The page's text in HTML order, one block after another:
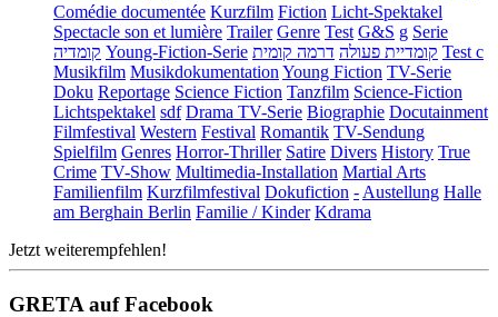
Comédie documentée Kurzfilm Fiction Licht-Spektakel
Spectacle son et lumière Trailer Genre Test G&S g Serie
קומדיה Young-Fiction-Serie קומדיית פעולה דרמה קומית
Test c
Musikfilm Musikdokumentation Young Fiction TV-Serie
Doku Reportage Science Fiction Tanzfilm Science-Fiction
Lichtspektakel sdf Drama TV-Serie Biographie Docutainment
Filmfestival Western Festival Romantik TV-Sendung
Spielfilm Genres Horror-Thriller Satire Divers History True
Crime TV-Show Multimedia-Installation Martial Arts
Familienfilm Kurzfilmfestival Dokufiction - Austellung Halle
am Berghain Berlin Familie / Kinder Kdrama
Jetzt weiterempfehlen!
GRETA auf Facebook